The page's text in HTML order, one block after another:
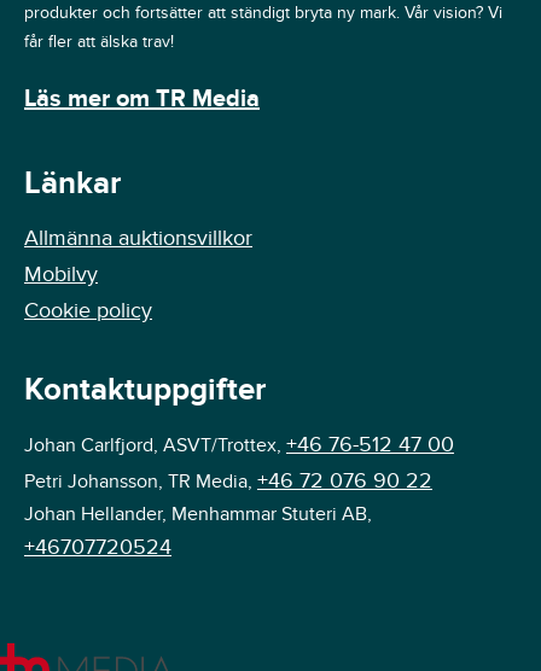
produkter och fortsätter att ständigt bryta ny mark. Vår vision? Vi
får fler att älska trav!
Läs mer om TR Media
Länkar
Allmänna auktionsvillkor
Mobilvy
Cookie policy
Kontaktuppgifter
Johan Carlfjord, ASVT/Trottex, +46 76-512 47 00
Petri Johansson, TR Media, +46 72 076 90 22
Johan Hellander, Menhammar Stuteri AB,
+46707720524